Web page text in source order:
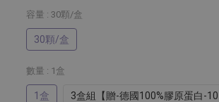
容量 : 30顆/盒
30顆/盒
數量 : 1盒
1盒 3盒組【贈-德國100%膠原蛋白-10